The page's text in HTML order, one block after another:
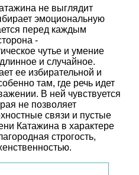
не выглядит
эмоциональную
перед каждым
-
чутье и умение
и случайное.
ее избирательной и
там, где речь идет
В ней чувствуется
не позволяет
связи и пустые
Катажина в характере
строгость,